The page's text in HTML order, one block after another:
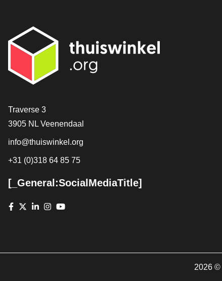
[_General:Contact]
Traverse 3
3905 NL Veenendaal
info@thuiswinkel.org
+31 (0)318 64 85 75
[_General:SocialMediaTitle]
2026 ©